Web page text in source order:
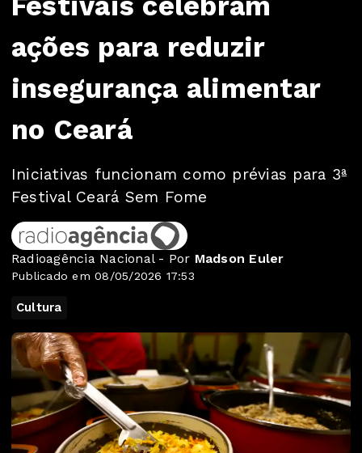
ações para reduzir
insegurança alimentar
no Ceará
Iniciativas funcionam como prévias para 3ª
Festival Ceará Sem Fome
Radioagência Nacional - Por Madson Euler
Publicado em 08/05/2026 17:53
Cultura